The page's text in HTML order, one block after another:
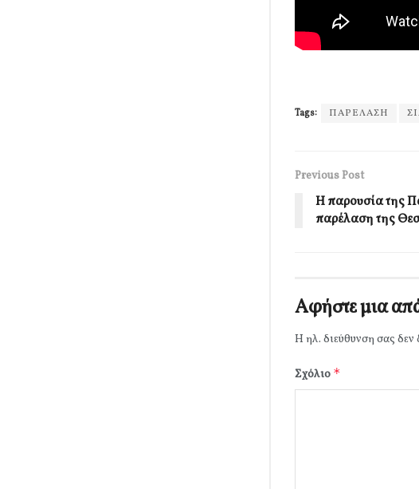
Tags: ΠΑΡΕΛΑΣΗ
Previous Post
Η παρουσία της
παρέλαση της
Αφήστε μια
Η ηλ. διεύθυνση σας δεν
Σχόλιο *